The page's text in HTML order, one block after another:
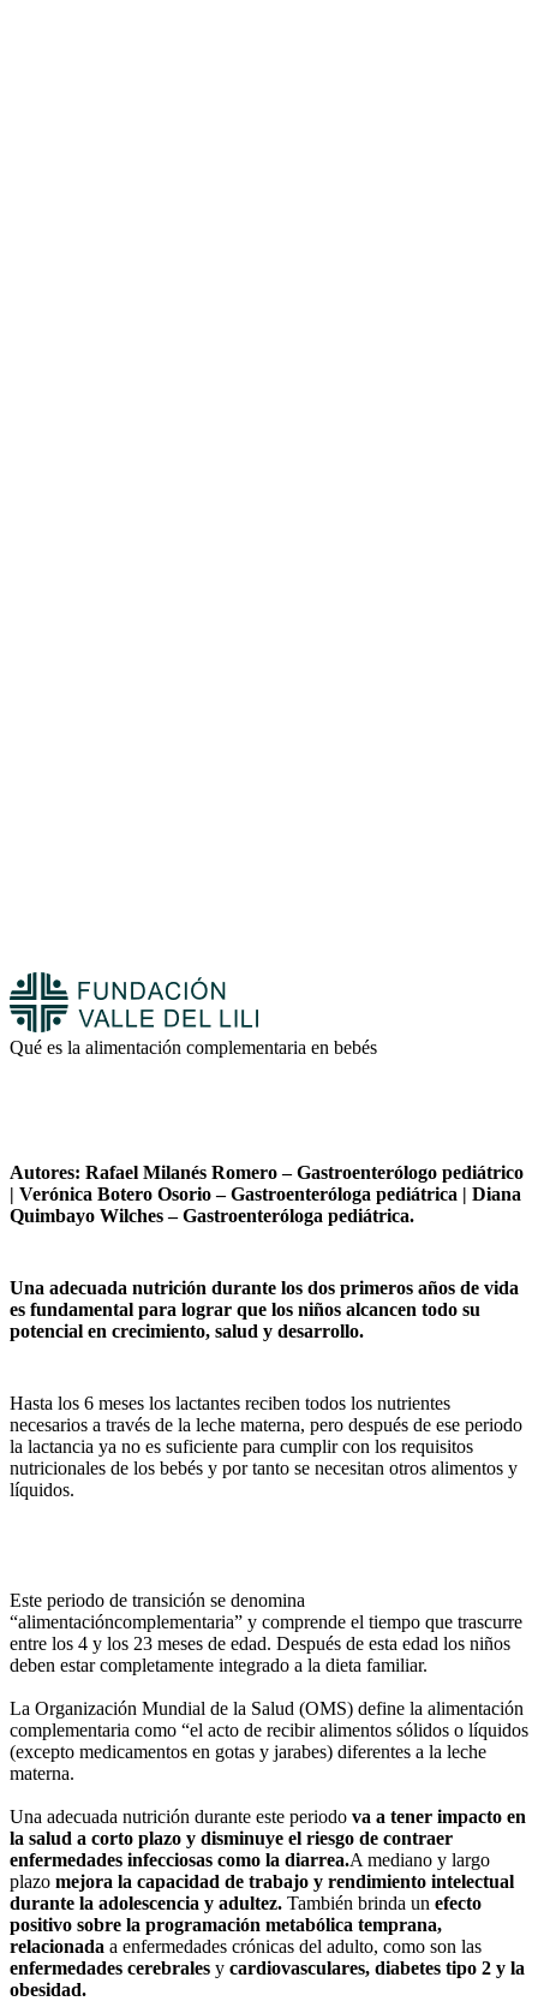
Qué es la alimentación complementaria en bebés
Autores: Rafael Milanés Romero – Gastroenterólogo pediátrico
| Verónica Botero Osorio – Gastroenteróloga pediátrica | Diana
Quimbayo Wilches – Gastroenteróloga pediátrica.
Una adecuada nutrición durante los dos primeros años de vida
es fundamental para lograr que los niños alcancen todo su
potencial en crecimiento, salud y desarrollo.
Hasta los 6 meses los lactantes reciben todos los nutrientes
necesarios a través de la leche materna, pero después de ese periodo
la lactancia ya no es suficiente para cumplir con los requisitos
nutricionales de los bebés y por tanto se necesitan otros alimentos y
líquidos.
Este periodo de transición se denomina
“alimentacióncomplementaria” y comprende el tiempo que trascurre
entre los 4 y los 23 meses de edad. Después de esta edad los niños
deben estar completamente integrado a la dieta familiar.
La Organización Mundial de la Salud (OMS) define la alimentación
complementaria como “el acto de recibir alimentos sólidos o líquidos
(excepto medicamentos en gotas y jarabes) diferentes a la leche
materna.
Una adecuada nutrición durante este periodo va a tener impacto en
la salud a corto plazo y disminuye el riesgo de contraer
enfermedades infecciosas como la diarrea.A mediano y largo
plazo mejora la capacidad de trabajo y rendimiento intelectual
durante la adolescencia y adultez. También brinda un efecto
positivo sobre la programación metabólica temprana,
relacionada a enfermedades crónicas del adulto, como son las
enfermedades cerebrales y cardiovasculares, diabetes tipo 2 y la
obesidad.